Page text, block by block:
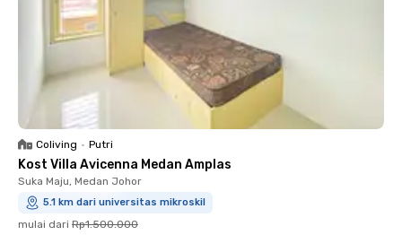
Coliving • Putri
Kost Villa Avicenna Medan Amplas
Suka Maju, Medan Johor
5.1 km dari universitas mikroskil
mulai dari Rp1.500.000